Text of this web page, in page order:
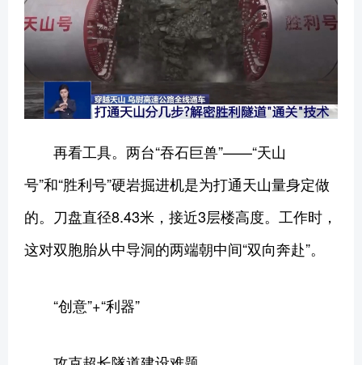
再看工具。两台“吞石巨兽”——“天山
号”和“胜利号”硬岩掘进机是为打通天山量身定做
的。刀盘直径8.43米，接近3层楼高度。工作时，
这对双胞胎从中导洞的两端朝中间“双向奔赴”。
“创意”+“利器”